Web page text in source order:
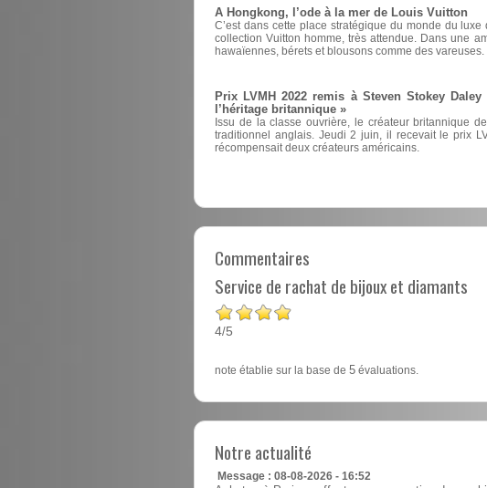
A Hongkong, l’ode à la mer de Louis Vuitton
C’est dans cette place stratégique du monde du
collection Vuitton homme, très attendue. Dans une
hawaïennes, bérets et blousons comme des vareuses.
Prix LVMH 2022 remis à Steven Stokey
l’héritage britannique »
Issu de la classe ouvrière, le créateur britannique
traditionnel anglais. Jeudi 2 juin, il recevait le prix
récompensait deux créateurs américains.
Commentaires
Service de rachat de bijoux et diamants
4/5
note établie sur la base de 5 évaluations.
Notre actualité
Message : 08-08-2026 - 16:52